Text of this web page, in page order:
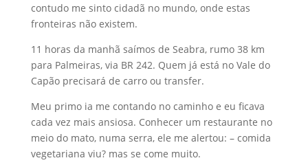
contudo me sinto cidadã no mundo, onde estas
fronteiras não existem.
11 horas da manhã saímos de Seabra, rumo 38 km
para Palmeiras, via BR 242. Quem já está no Vale do
Capão precisará de carro ou transfer.
Meu primo ia me contando no caminho e eu ficava
cada vez mais ansiosa. Conhecer um restaurante no
meio do mato, numa serra, ele me alertou: – comida
vegetariana viu? mas se come muito.